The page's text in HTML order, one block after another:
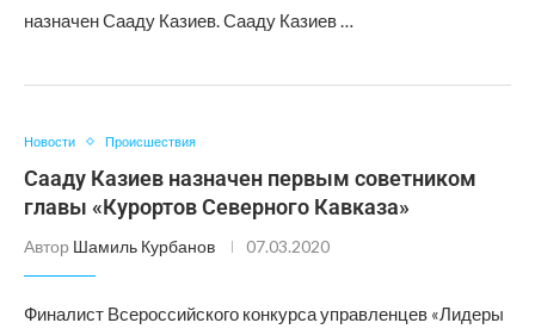
назначен Сааду Казиев. Сааду Казиев …
Новости Происшествия
Сааду Казиев назначен первым советником
главы «Курортов Северного Кавказа»
Автор Шамиль Курбанов 07.03.2020
Финалист Всероссийского конкурса управленцев «Лидеры